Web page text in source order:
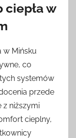
w
w Mińsku
co
systemów
przede
z niższymi
cieplny,